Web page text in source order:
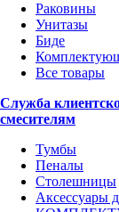
Раковины
Унитазы
Биде
Все товары
Служба
смесителям
Тумбы
Пеналы
Столешницы
Аксессуары